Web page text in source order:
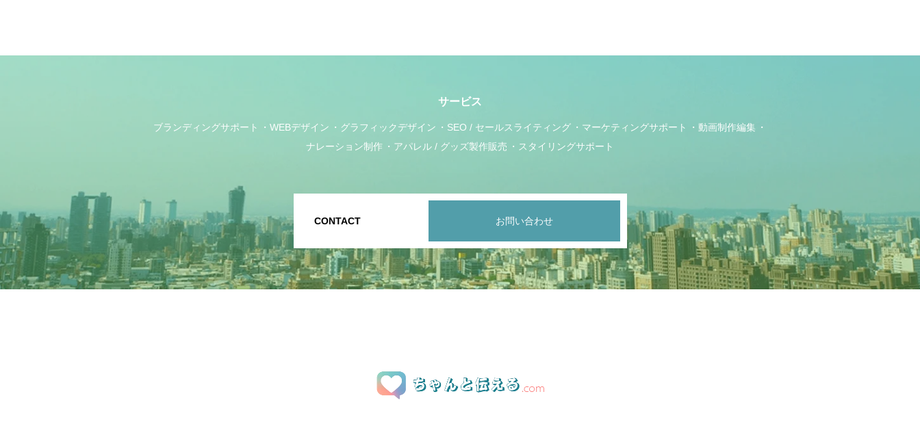
サービス
ブランディングサポート WEBデザイン グラフィックデザイン SEO / セールスライティング マーケティングサポート
動画制作編集
ナレーション制作
アパレル / グッズ製作販売 スタイリングサポート
CONTACT お問い合わせ